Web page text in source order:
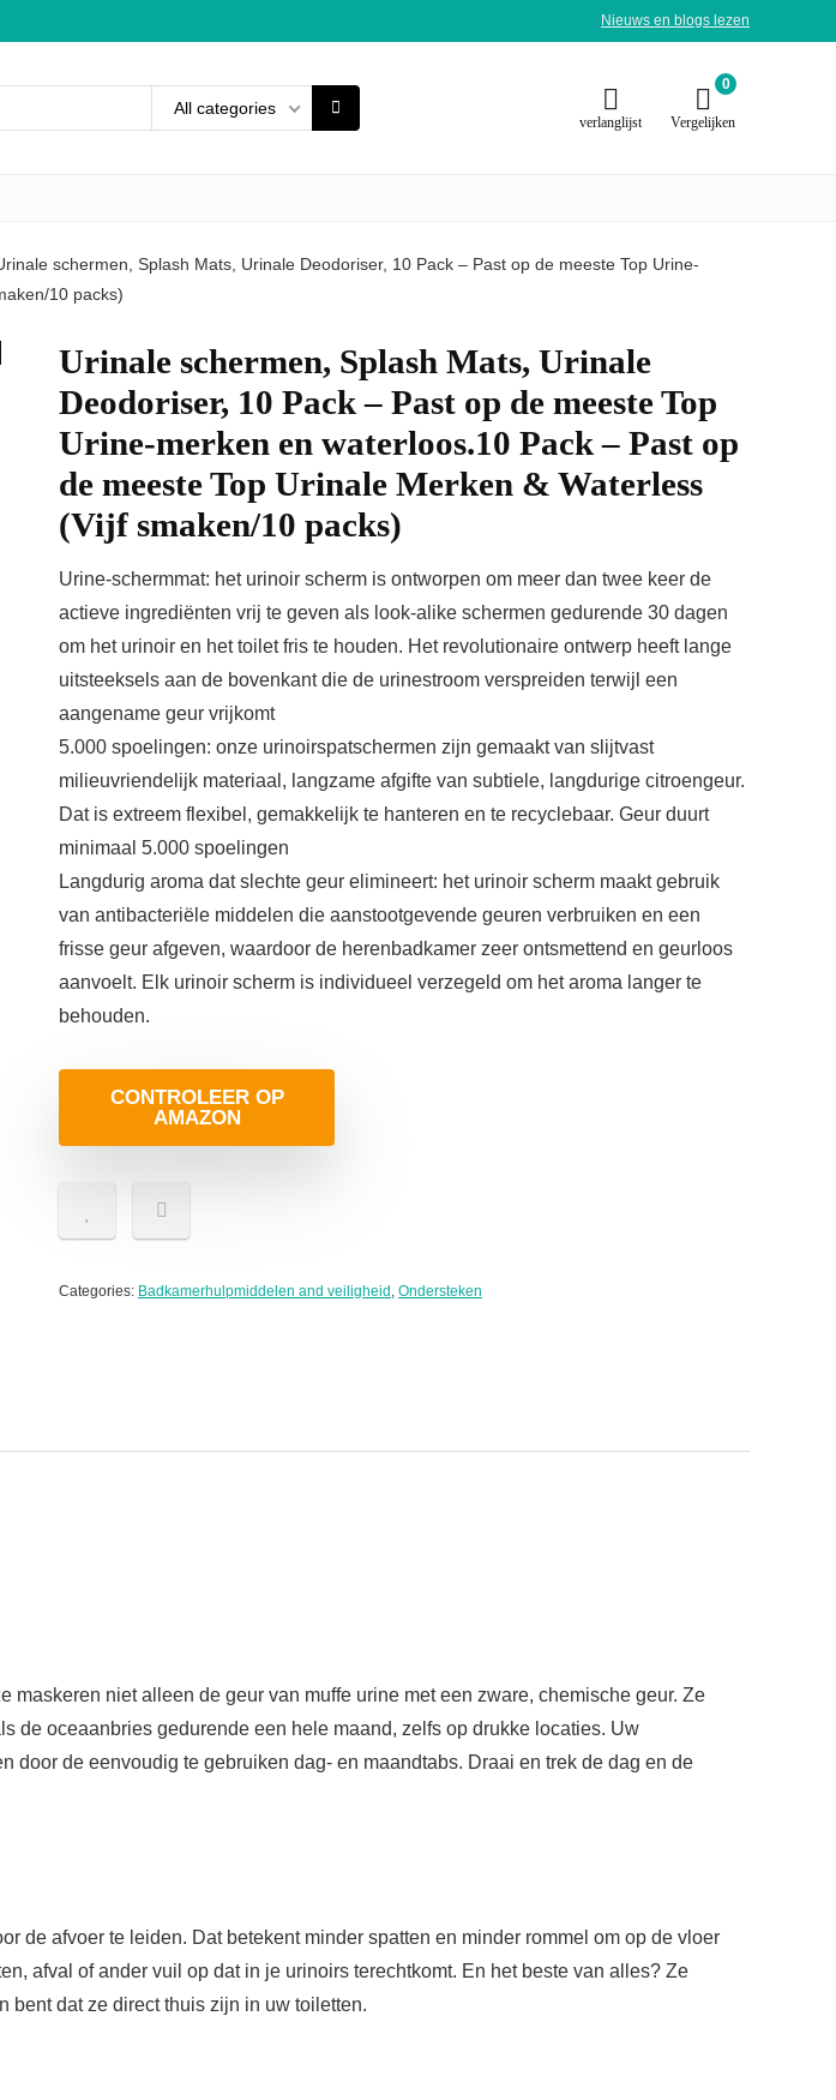
Nieuws en blogs lezen
All categories
verlanglijst
0
Vergelijken
schermen, Splash Mats, Urinale Deodoriser, 10 Pack – Past op de meeste Top Urine-
10 packs)
Urinale schermen, Splash Mats, Urinale
Deodoriser, 10 Pack – Past op de meeste Top
Urine-merken en waterloos.10 Pack – Past op
de meeste Top Urinale Merken & Waterless
(Vijf smaken/10 packs)
Urine-schermmat: het urinoir scherm is ontworpen om meer dan twee keer de
actieve ingrediënten vrij te geven als look-alike schermen gedurende 30 dagen
om het urinoir en het toilet fris te houden. Het revolutionaire ontwerp heeft lange
uitsteeksels aan de bovenkant die de urinestroom verspreiden terwijl een
aangename geur vrijkomt
5.000 spoelingen: onze urinoirspatschermen zijn gemaakt van slijtvast
milieuvriendelijk materiaal, langzame afgifte van subtiele, langdurige citroengeur.
Dat is extreem flexibel, gemakkelijk te hanteren en te recyclebaar. Geur duurt
minimaal 5.000 spoelingen
Langdurig aroma dat slechte geur elimineert: het urinoir scherm maakt gebruik
van antibacteriële middelen die aanstootgevende geuren verbruiken en een
frisse geur afgeven, waardoor de herenbadkamer zeer ontsmettend en geurloos
aanvoelt. Elk urinoir scherm is individueel verzegeld om het aroma langer te
behouden.
CONTROLEER OP
AMAZON
Categories: Badkamerhulpmiddelen and veiligheid , Ondersteken
niet alleen de geur van muffe urine met een zware, chemische geur. Ze
de oceaanbries gedurende een hele maand, zelfs op drukke locaties. Uw
de eenvoudig te gebruiken dag- en maandtabs. Draai en trek de dag en de
de afvoer te leiden. Dat betekent minder spatten en minder rommel om op de vloer
afval of ander vuil op dat in je urinoirs terechtkomt. En het beste van alles? Ze
bent dat ze direct thuis zijn in uw toiletten.